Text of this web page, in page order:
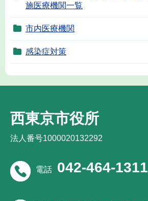
施医療機関一覧
市内医療機関
感染症対策
西東京市役所
法人番号1000020132292
電話 042-464-1311